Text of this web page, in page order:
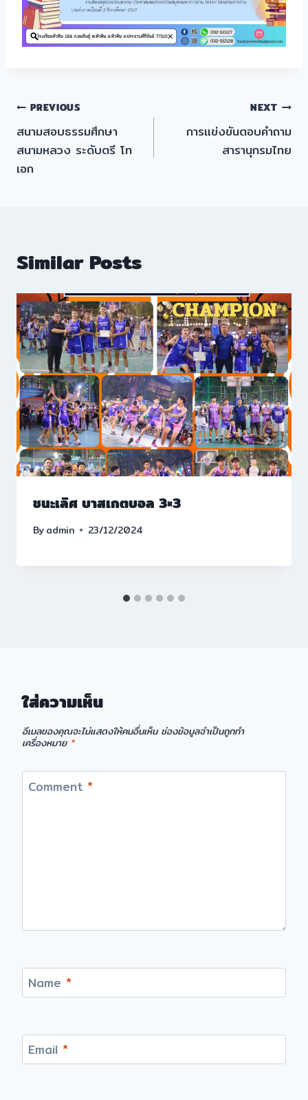
แนะแนว
เรื่อง
PREVIOUS
สนามสอบธรรมศึกษา
สนามหลวง ระดับตรี โท
เอก
NEXT
การแข่งขันตอบคำถาม
สารานุกรมไทย
Similar Posts
ชนะเลิศ บาสเกตบอล 3×3
Byadmin 23/12/2024
ใส่ความเห็น
อีเมลของคุณจะไม่แสดงให้คนอื่นเห็น ช่องข้อมูลจำเป็นถูกทำ
เครื่องหมาย *
Comment *
Name *
Email *